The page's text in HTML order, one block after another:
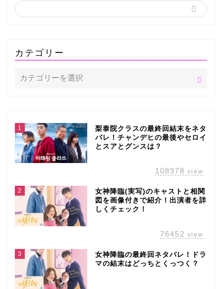
カテゴリー
1
梨泰院クラスの最終回結末をネタ
バレ！チャンデヒの最後やセロイ
とスアとグンスは？
108978 view
2
女神降臨(実写)のキャストと相関
図を画像付きで紹介！出演者を詳
しくチェック！
76452 view
3
女神降臨の最終回ネタバレ！ドラ
マの結末はどっちとくっつく？